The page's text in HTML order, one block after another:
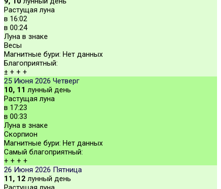
Растущая луна
в 16:02
в 00:24
Луна в знаке
Весы
Магнитные бури: Нет данных
Благоприятный:
± + + +
25 Июня 2026 Четверг
10, 11 лунный день
Растущая луна
в 17:23
в 00:33
Луна в знаке
Скорпион
Магнитные бури: Нет данных
Самый благоприятный:
+ + + +
26 Июня 2026 Пятница
11, 12 лунный день